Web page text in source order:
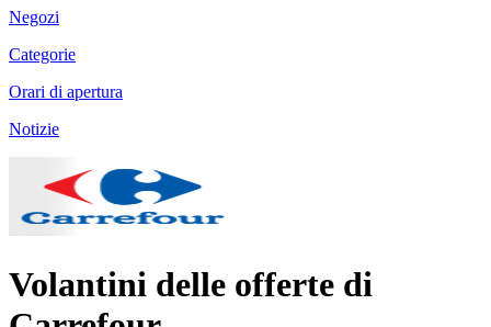
Negozi
Categorie
Orari di apertura
Notizie
Volantini delle offerte di